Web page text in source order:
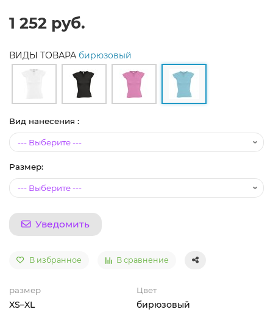
1 252 руб.
ВИДЫ ТОВАРА бирюзовый
Вид нанесения :
Размер:
Уведомить
В избранное В сравнение
размер
XS–XL
Цвет
бирюзовый